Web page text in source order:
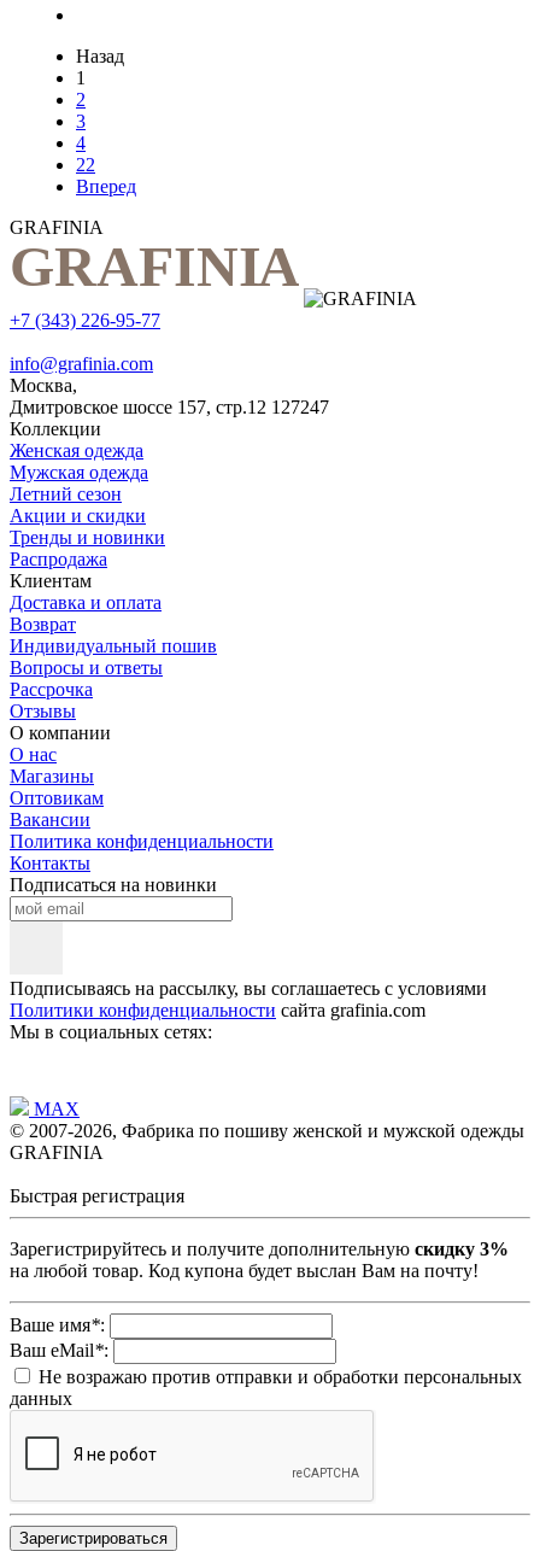
Назад
1
2
3
4
22
Вперед
GRAFINIA
+7 (343) 226-95-77
info@grafinia.com
Москва,
Дмитровское шоссе 157, стр.12 127247
Коллекции
Женская одежда
Мужская одежда
Летний сезон
Акции и скидки
Тренды и новинки
Распродажа
Клиентам
Доставка и оплата
Возврат
Индивидуальный пошив
Вопросы и ответы
Рассрочка
Отзывы
О компании
О нас
Магазины
Оптовикам
Вакансии
Политика конфиденциальности
Контакты
Подписаться на новинки
Подписываясь на рассылку, вы соглашаетесь с условиями
Политики конфиденциальности сайта grafinia.com
Мы в социальных сетях:
MAX
© 2007-2026, Фабрика по пошиву женской и мужской одежды
GRAFINIA
Быстрая регистрация
Зарегистрируйтесь и получите дополнительную скидку 3%
на любой товар. Код купона будет выслан Вам на почту!
Ваше имя*:
Ваш eMail*:
Не возражаю против отправки и обработки персональных
данных